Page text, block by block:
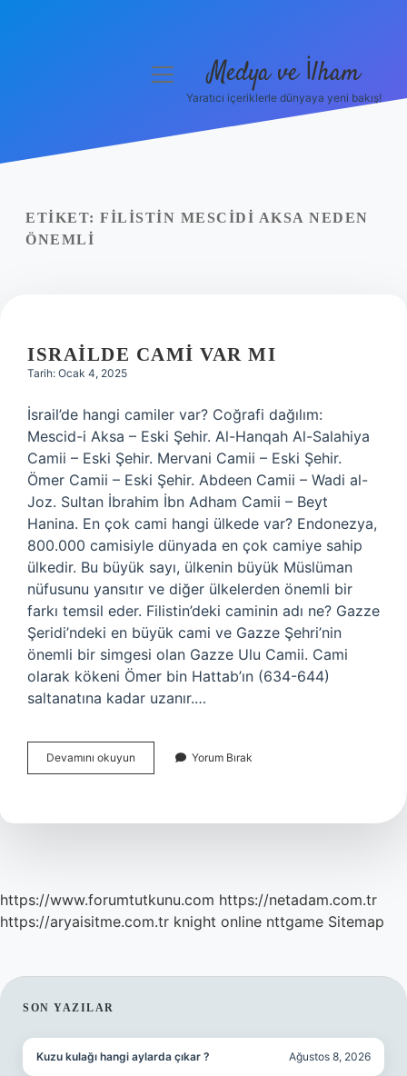
Yasal Uyarı
menüyüMedya ve İlham
Yaratıcı içeriklerle dünyaya yeni bakış!
ETIKET: FILISTIN MESCIDI AKSA NEDEN
ÖNEMLI
ISRAILDE CAMI VAR MI
Tarih: Ocak 4, 2025
İsrail’de hangi camiler var? Coğrafi dağılım:
Mescid-i Aksa – Eski Şehir. Al-Hanqah Al-Salahiya
Camii – Eski Şehir. Mervani Camii – Eski Şehir.
Ömer Camii – Eski Şehir. Abdeen Camii – Wadi al-
Joz. Sultan İbrahim İbn Adham Camii – Beyt
Hanina. En çok cami hangi ülkede var? Endonezya,
800.000 camisiyle dünyada en çok camiye sahip
ülkedir. Bu büyük sayı, ülkenin büyük Müslüman
nüfusunu yansıtır ve diğer ülkelerden önemli bir
farkı temsil eder. Filistin’deki caminin adı ne? Gazze
Şeridi’ndeki en büyük cami ve Gazze Şehri’nin
önemli bir simgesi olan Gazze Ulu Camii. Cami
olarak kökeni Ömer bin Hattab’ın (634-644)
saltanatına kadar uzanır.…
Devamını okuyun
Cami
Yorum Bırak
https://www.forumtutkunu.com https://netadam.com.tr
https://aryaisitme.com.tr knight online nttgame Sitemap
SIDEBAR
SON YAZILAR
Kuzu kulağı hangi aylarda çıkar ? Ağustos 8, 2026